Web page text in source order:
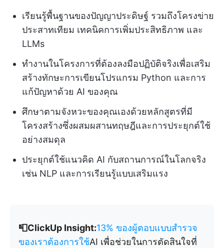
เรียนรู้พื้นฐานของปัญญาประดิษฐ์ รวมถึงโครงข่าย
ประสาทเทียม เทคนิคการเพิ่มประสิทธิภาพ และ
LLMs
ทำงานในโครงการที่ต้องลงมือปฏิบัติจริงเพื่อเสริม
สร้างทักษะการเขียนโปรแกรม Python และการ
แก้ปัญหาด้วย AI ของคุณ
ศึกษาตามจังหวะของคุณเองด้วยหลักสูตรที่มี
โครงสร้างซึ่งผสมผสานทฤษฎีและการประยุกต์ใช้
อย่างสมดุล
ประยุกต์ใช้แนวคิด AI กับสถานการณ์ในโลกจริง
เช่น NLP และการเรียนรู้แบบเสริมแรง
📮ClickUp Insight:13% ของผู้ตอบแบบสำรวจ
ของเราต้องการใช้AI เพื่อช่วยในการตัดสินใจที่